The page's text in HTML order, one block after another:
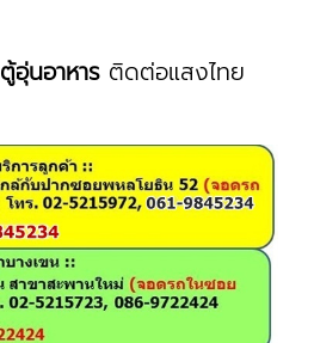
ตู้อุ่นอาหาร ติดต่อแสงไทย